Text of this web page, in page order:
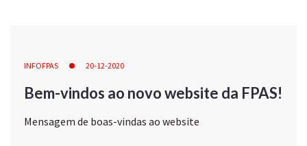
INFOFPAS 20-12-2020
Bem-vindos ao novo website da FPAS!
Mensagem de boas-vindas ao website